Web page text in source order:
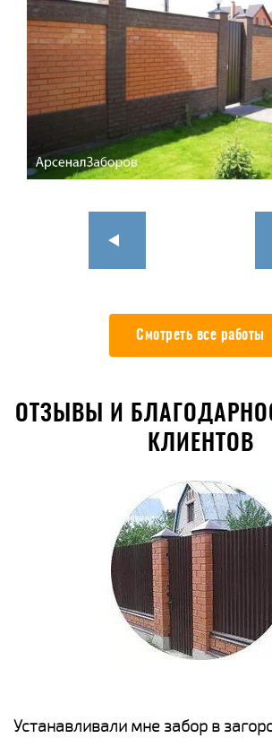
Смотреть все работы
ОТЗЫВЫ И
КЛИЕНТОВ
Устанавливали мне забор в